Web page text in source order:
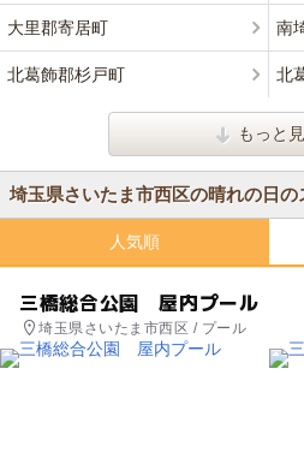
大里郡寄居町 南
北葛飾郡杉戸町 北
もっと
埼玉県さいたま市西区の晴れの日の
人気順
三橋総合公園 屋内プール
埼玉県さいたま市西区 / プール